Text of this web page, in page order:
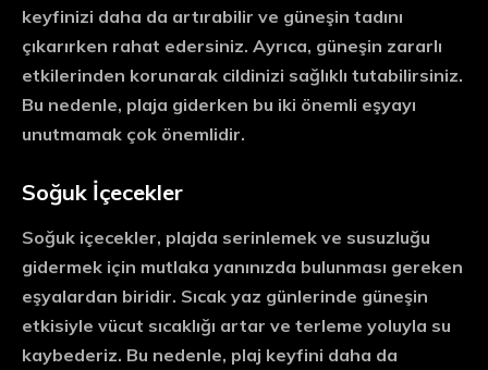
keyfinizi daha da artırabilir ve güneşin tadını
çıkarırken rahat edersiniz. Ayrıca, güneşin zararlı
etkilerinden korunarak cildinizi sağlıklı tutabilirsiniz.
Bu nedenle, plaja giderken bu iki önemli eşyayı
unutmamak çok önemlidir.
Soğuk İçecekler
Soğuk içecekler, plajda serinlemek ve susuzluğu
gidermek için mutlaka yanınızda bulunması gereken
eşyalardan biridir. Sıcak yaz günlerinde güneşin
etkisiyle vücut sıcaklığı artar ve terleme yoluyla su
kaybederiz. Bu nedenle, plaj keyfini daha da